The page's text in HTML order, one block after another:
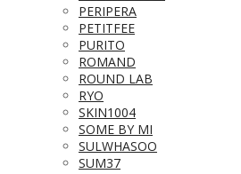
PERIPERA
PETITFEE
PURITO
ROMAND
ROUND LAB
RYO
SKIN1004
SOME BY MI
SULWHASOO
SUM37